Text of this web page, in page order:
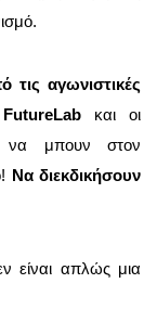
τις αγωνιστικές
και οι
να μπουν στον
Να διεκδικήσουν
είναι απλώς μια